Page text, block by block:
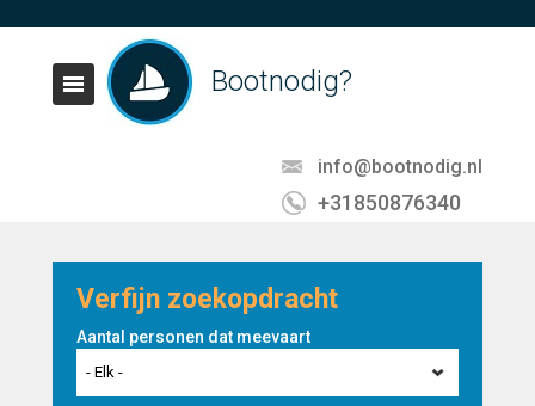
Bootnodig?
info@bootnodig.nl
+31850876340
Verfijn zoekopdracht
Aantal personen dat meevaart
- Elk -